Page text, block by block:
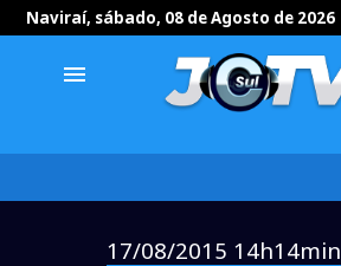
Naviraí, sábado, 08 de Agosto de 2026
menu
17/08/2015 14h14min